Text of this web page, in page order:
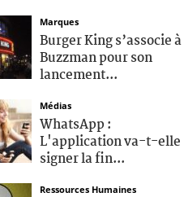
Marques
Burger King s’associe à
Buzzman pour son
lancement...
Médias
WhatsApp :
L'application va-t-elle
signer la fin...
Ressources Humaines